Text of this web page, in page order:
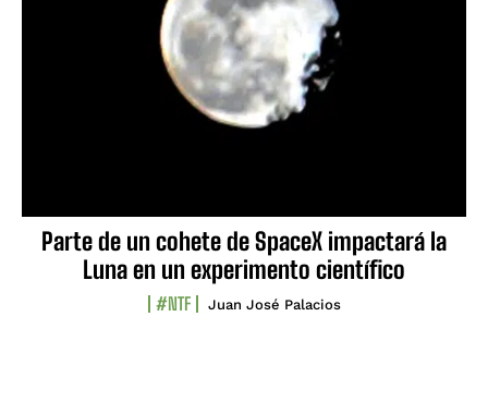
Parte de un cohete de SpaceX impactará la
Luna en un experimento científico
#NTF Juan José Palacios